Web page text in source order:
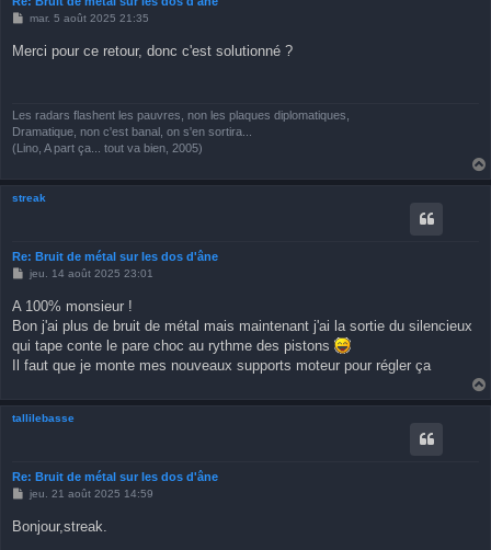
M
s
mar. 5 août 2025 21:35
Merci pour ce retour, donc c'est solutionné ?
Les radars flashent les pauvres, non les plaques diplomatiques,
Dramatique, non c'est banal, on s'en sortira...
(Lino, A part ça... tout va bien, 2005)
streak
Re: Bruit de métal sur les dos d'âne
M
s
s
a
g
e
jeu. 14 août 2025 23:01
A 100% monsieur !
Bon j'ai plus de bruit de métal mais maintenant j'ai la sortie du silencieux
qui tape conte le pare choc au rythme des pistons
Il faut que je monte mes nouveaux supports moteur pour régler ça
tallilebasse
Re: Bruit de métal sur les dos d'âne
M
s
jeu. 21 août 2025 14:59
Bonjour,streak.